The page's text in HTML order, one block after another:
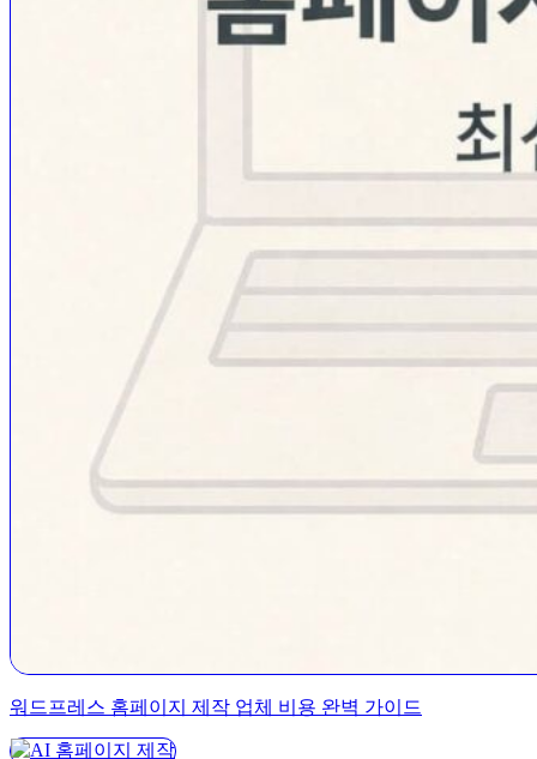
워드프레스 홈페이지 제작 업체 비용 완벽 가이드